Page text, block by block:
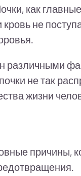
как
не
не так
жизни
причины,